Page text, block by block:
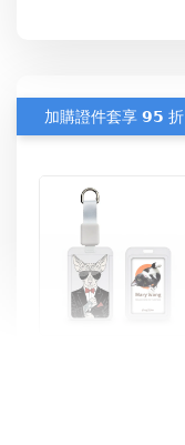
加購證件套享 𝟵𝟱 折